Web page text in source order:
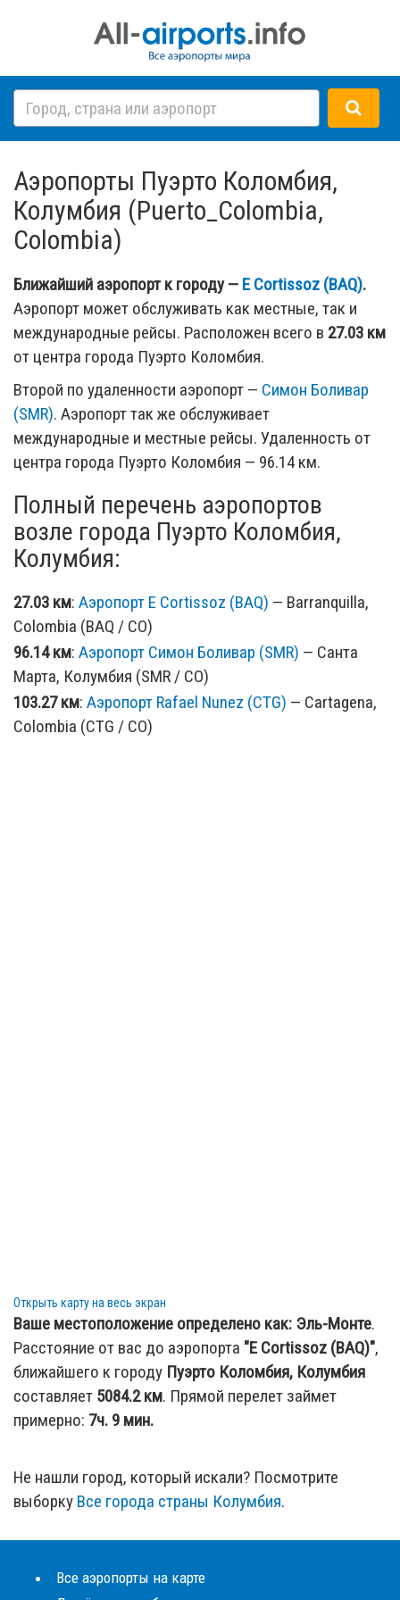
Аэропорты Пуэрто Коломбия,
Колумбия (Puerto_Colombia,
Colombia)
Ближайший аэропорт к городу — E Cortissoz (BAQ).
Аэропорт может обслуживать как местные, так и
международные рейсы. Расположен всего в 27.03 км
от центра города Пуэрто Коломбия.
Второй по удаленности аэропорт — Симон Боливар
(SMR). Аэропорт так же обслуживает
международные и местные рейсы. Удаленность от
центра города Пуэрто Коломбия — 96.14 км.
Полный перечень аэропортов
возле города Пуэрто Коломбия,
Колумбия:
27.03 км: Аэропорт E Cortissoz (BAQ) — Barranquilla,
Colombia (BAQ / CO)
96.14 км: Аэропорт Симон Боливар (SMR) — Санта
Марта, Колумбия (SMR / CO)
103.27 км: Аэропорт Rafael Nunez (CTG) — Cartagena,
Colombia (CTG / CO)
Открыть карту на весь экран
Ваше местоположение определено как: Эль-Монте.
Расстояние от вас до аэропорта "E Cortissoz (BAQ)",
ближайшего к городу Пуэрто Коломбия, Колумбия
составляет 5084.2км. Прямой перелет займет
примерно: 7ч. 9 мин.
Не нашли город, который искали? Посмотрите
выборку Все города страны Колумбия.
Все аэропорты на карте